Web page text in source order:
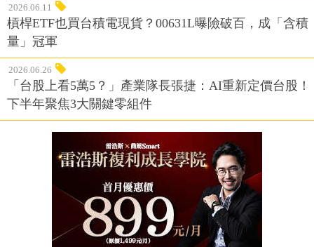
2026.06.11
槓桿ETF也買台積電現貨？00631L曝險破百，成「含積
量」冠軍
2026.06.26
「台股上看5萬5？」產業隊長張捷：AI重新定價台股！
下半年聚焦3大關鍵零組件